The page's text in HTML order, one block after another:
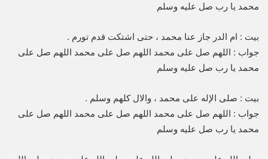
محمد يا رب صل عليه وسلم
بيت : ام الدر جاز عنا محمد ، حتى اشتكت قدم تورم .
جواب : اللهم صل على محمد اللهم صل على محمد اللهم صل على
محمد يا رب صل عليه وسلم
بيت : صلى الإله على محمد ، والال كلهم وسلم .
جواب : اللهم صل على محمد اللهم صل على محمد اللهم صل على
محمد يا رب صل عليه وسلم